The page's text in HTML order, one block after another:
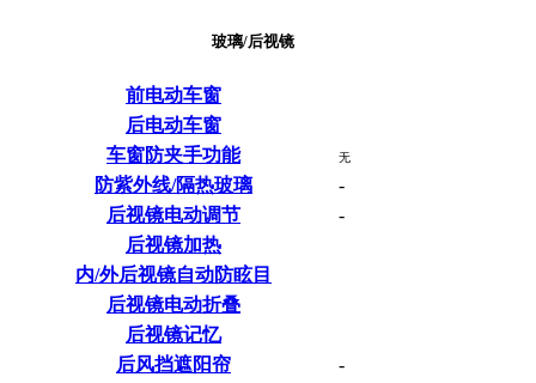
玻璃/后视镜
前电动车窗
后电动车窗
车窗防夹手功能
无
防紫外线/隔热玻璃
-
后视镜电动调节
-
后视镜加热
内/外后视镜自动防眩目
后视镜电动折叠
后视镜记忆
后风挡遮阳帘
-